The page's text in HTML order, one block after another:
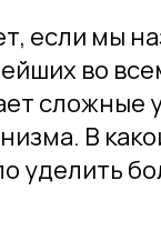
если мы
во
сложные
В
уделить